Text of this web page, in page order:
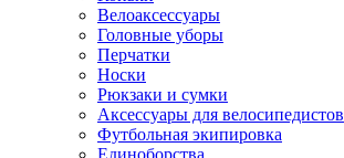
Велоаксессуары
Головные уборы
Перчатки
Носки
Рюкзаки и сумки
Аксессуары для велосипедистов
Футбольная экипировка
Единоборства